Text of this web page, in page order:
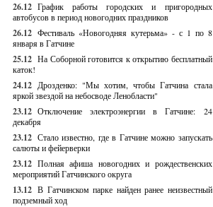
26.12 График работы городских и пригородных
автобусов в период новогодних праздников
26.12 Фестиваль «Новогодняя кутерьма» - с 1 по 8
января в Гатчине
25.12 На Соборной готовится к открытию бесплатный
каток!
24.12 Дрозденко: "Мы хотим, чтобы Гатчина стала
яркой звездой на небосводе Ленобласти"
23.12 Отключение электроэнергии в Гатчине: 24
декабря
23.12 Стало известно, где в Гатчине можно запускать
салюты и фейерверки
23.12 Полная афиша новогодних и рождественских
мероприятий Гатчинского округа
13.12 В Гатчинском парке найден ранее неизвестный
подземный ход